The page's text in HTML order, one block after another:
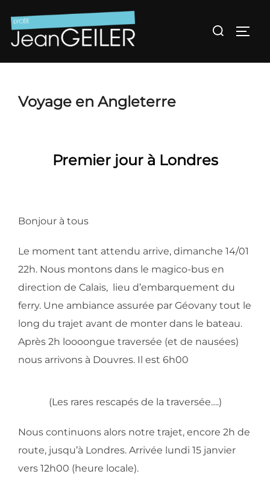
au
contenu
Rechercher :
Voyage en Angleterre
Premier jour à Londres
Bonjour à tous
Le moment tant attendu arrive, dimanche 14/01
22h. Nous montons dans le magico-bus en
direction de Calais, lieu d’embarquement du
ferry. Une ambiance assurée par Géovany tout le
long du trajet avant de monter dans le bateau.
Après 2h loooongue traversée (et de nausées)
nous arrivons à Douvres. Il est 6h00
(Les rares rescapés de la traversée….)
Nous continuons alors notre trajet, encore 2h de
route, jusqu’à Londres. Arrivée lundi 15 janvier
vers 12h00 (heure locale).